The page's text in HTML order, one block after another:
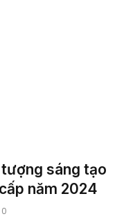
tượng sáng tạo
năm 2024
0